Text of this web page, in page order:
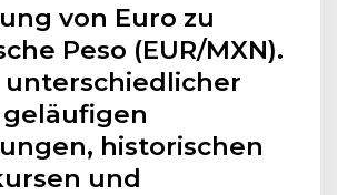
von Euro zu
Peso (EUR/MXN).
unterschiedlicher
historischen
und